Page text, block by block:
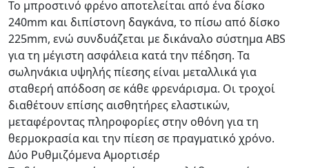
Το μπροστινό φρένο αποτελείται από ένα δίσκο
240mm και διπίστονη δαγκάνα, το πίσω από δίσκο
225mm, ενώ συνδυάζεται με δικάναλο σύστημα ABS
για τη μέγιστη ασφάλεια κατά την πέδηση. Τα
σωληνάκια υψηλής πίεσης είναι μεταλλικά για
σταθερή απόδοση σε κάθε φρενάρισμα. Οι τροχοί
διαθέτουν επίσης αισθητήρες ελαστικών,
μεταφέροντας πληροφορίες στην οθόνη για τη
θερμοκρασία και την πίεση σε πραγματικό χρόνο.
Δύο Ρυθμιζόμενα Αμορτισέρ